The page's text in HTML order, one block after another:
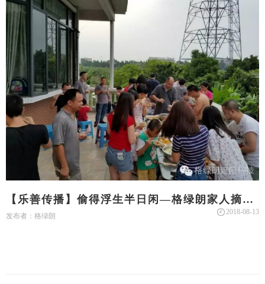
【乐善传播】偷得浮生半日闲—格绿朗家人摘龙
眼活动
发布者：格绿朗 2018-08-13